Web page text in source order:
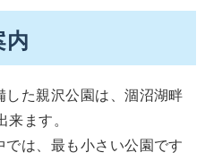
内
た親沢公園は、涸沼湖畔
ます。
は、最も小さい公園です